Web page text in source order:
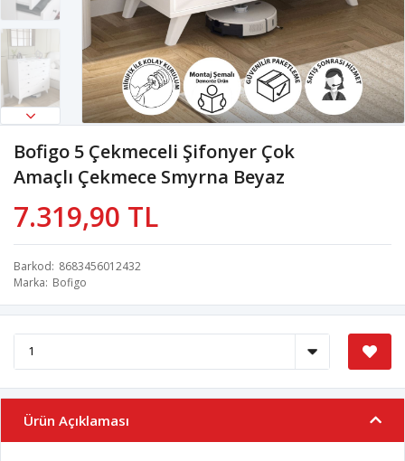
Bofigo 5 Çekmeceli Şifonyer Çok
Amaçlı Çekmece Smyrna Beyaz
7.319,90 TL
Barkod 8683456012432
Marka Bofigo
Ürün Açıklaması